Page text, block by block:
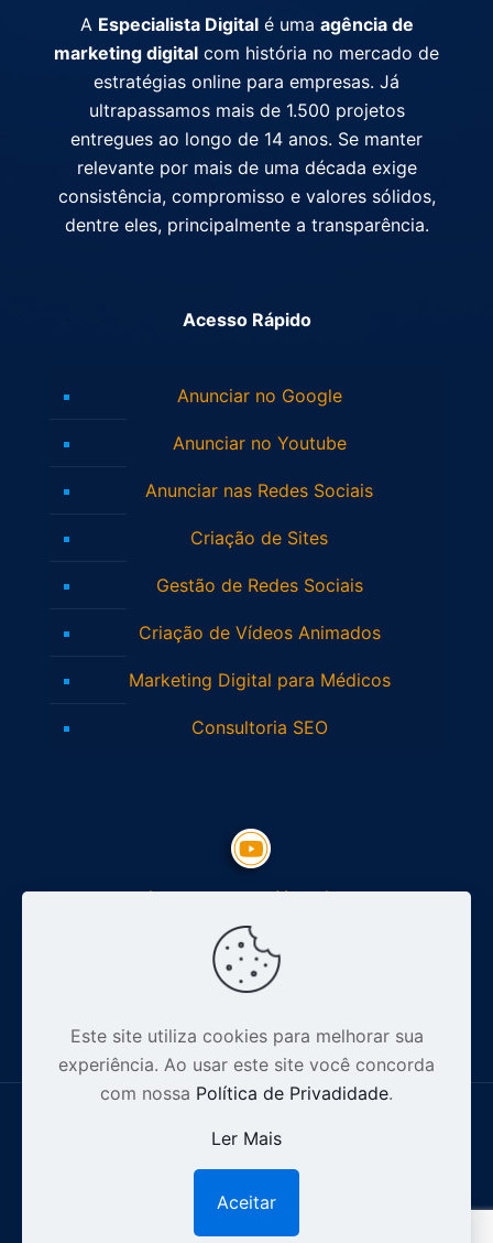
A Especialista Digitalé uma agência de
marketing digital com história no mercado de
estratégias online para empresas. Já
ultrapassamos mais de 1.500 projetos
entregues ao longo de 14 anos. Se manter
relevante por mais de uma década exige
consistência, compromisso e valores sólidos,
dentre eles, principalmente a transparência.
Acesso Rápido
Anunciar no Google
Anunciar no Youtube
Anunciar nas Redes Sociais
Criação de Sites
Gestão de Redes Sociais
Criação de Vídeos Animados
Marketing Digital para Médicos
Consultoria SEO
Inscreva-se no Youtube
© 2012-2026 Especialista Digital - CNPJ: 16.628.110/0001-32 .
Todos os direitos reservados |Política de Privacidade.
Este site utiliza cookies para melhorar sua
experiência. Ao usar este site você concorda
com nossa Política de Privadidade.
Ler Mais
Aceitar